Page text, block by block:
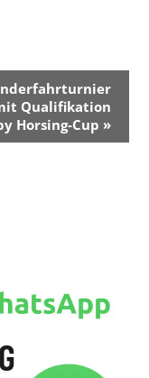
Qualifikation
Horsing-Cup »